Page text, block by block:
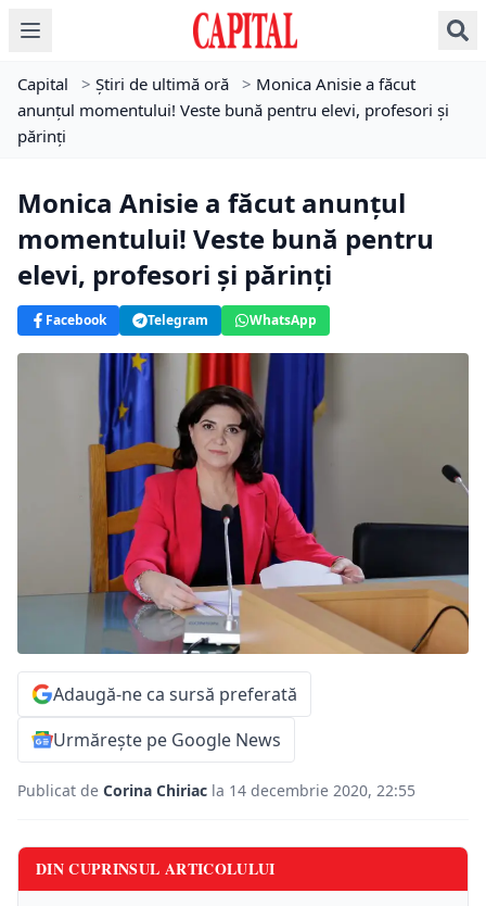
Capital > Știri de ultimă oră > Monica Anisie a făcut
anunțul momentului! Veste bună pentru elevi, profesori și
părinți
Monica Anisie a făcut anunțul
momentului! Veste bună pentru
elevi, profesori și părinți
Facebook Telegram WhatsApp
Adaugă-ne ca sursă preferată
Urmărește pe Google News
Publicat de Corina Chiriac la 14 decembrie 2020, 22:55
DIN CUPRINSUL ARTICOLULUI